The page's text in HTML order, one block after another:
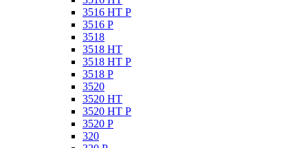
3516 HT P
3516 P
3518
3518 HT
3518 HT P
3518 P
3520
3520 HT
3520 HT P
3520 P
320